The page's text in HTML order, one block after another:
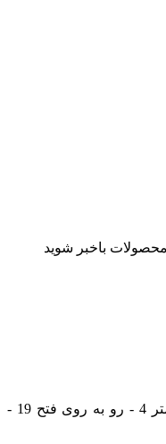
باخبر شوید
آدرس انبار : تهران - اتوبان فتح - کیلومتر 4 - رو به روی فتح 19 -